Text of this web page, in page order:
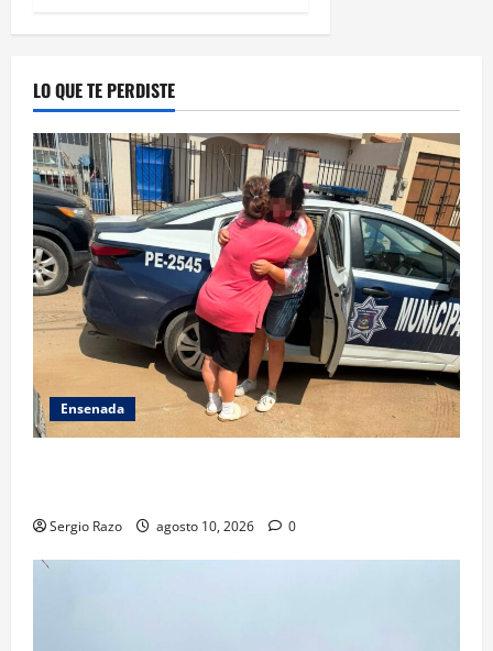
LO QUE TE PERDISTE
Ensenada
Sergio Razo agosto 10, 2026 0